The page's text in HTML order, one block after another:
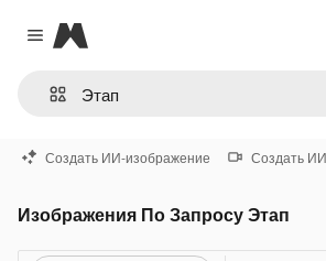
Close menu
Magnific
Создать ИИ-изображение Создать
Изображения По Запросу Этап